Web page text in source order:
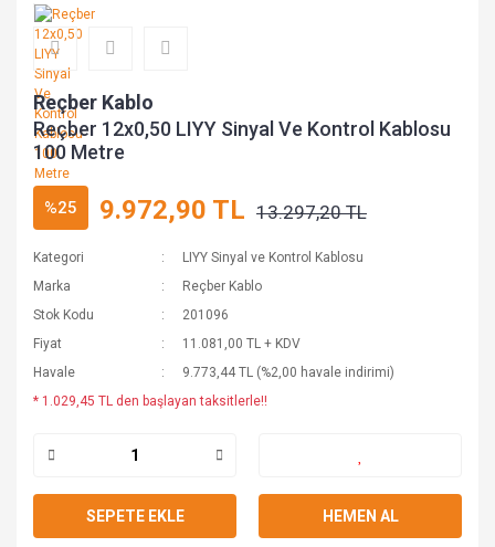
Reçber Kablo
Reçber 12x0,50 LIYY Sinyal Ve Kontrol Kablosu
100 Metre
%25 9.972,90 TL 13.297,20 TL
Kategori
LIYY Sinyal ve Kontrol Kablosu
Marka
Reçber Kablo
Stok Kodu
201096
Fiyat
11.081,00 TL + KDV
Havale
9.773,44 TL (%2,00 havale indirimi)
* 1.029,45 TL den başlayan taksitlerle!!
SEPETE EKLE HEMEN AL